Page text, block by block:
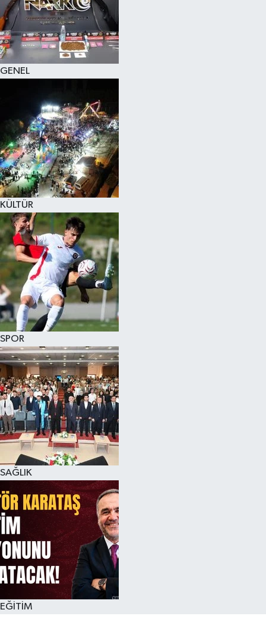
GENEL
KÜLTÜR
SPOR
SAĞLIK
EĞİTİM
KÜLTÜR SANAT
MAGAZİN
SAĞLIK
SİYASET
SPOR
TEKNOLOJİ
VİZYONDAKİLER
YAŞAM